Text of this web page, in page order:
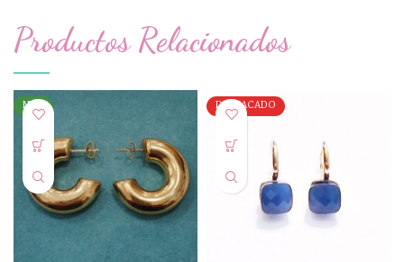
Productos Relacionados
NEW DESTACADO